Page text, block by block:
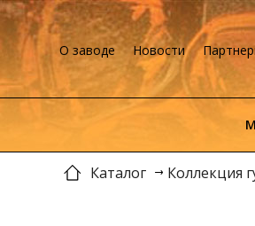
О заводе Новости
Каталог Коллекция